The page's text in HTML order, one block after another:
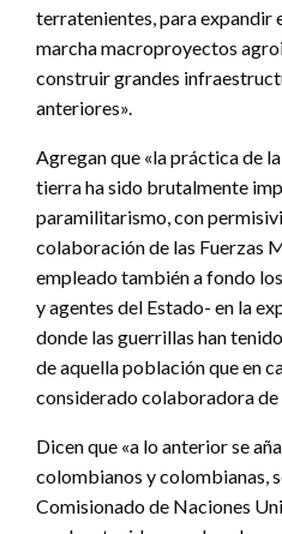
terratenientes, para expandir
marcha macroproyectos
construir grandes
anteriores».
Agregan que «la práctica de
tierra ha sido brutalmente
paramilitarismo, con
colaboración de las Fuerzas
empleado también a fondo
y agentes del Estado- en la
donde las guerrillas han
de aquella población que en
considerado colaboradora de
Dicen que «a lo anterior se
colombianos y colombianas,
Comisionado de Naciones